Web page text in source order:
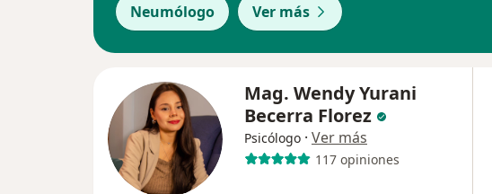
Neumólogo Ver más
Mag. Wendy Yurani
Becerra Florez
Psicólogo · Ver más
117 opiniones